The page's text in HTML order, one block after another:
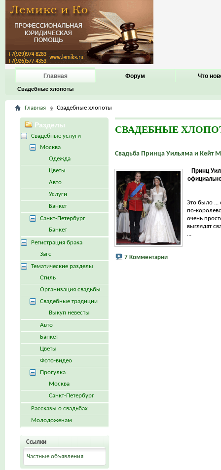
Главная
Свадебные хлопоты
Форум Что
Главная Свадебные хлопоты
СВАДЕБНЫЕ
Свадьба Принца Уильяма и Кейт
Принц
Это было ...
по-
очень
выглядят
...
7 Комментарии
Разделы
Свадебные услуги
Москва
Одежда
Цветы
Авто
Услуги
Банкет
Санкт-Петербург
Банкет
Регистрация брака
Загс
Тематические разделы
Стиль
Организация свадьбы
Свадебные традиции
Выкуп невесты
Авто
Банкет
Цветы
Фото-видео
Прогулка
Москва
Санкт-Петербург
Рассказы о свадьбах
Молодоженам
Ссылки
Частные объявления